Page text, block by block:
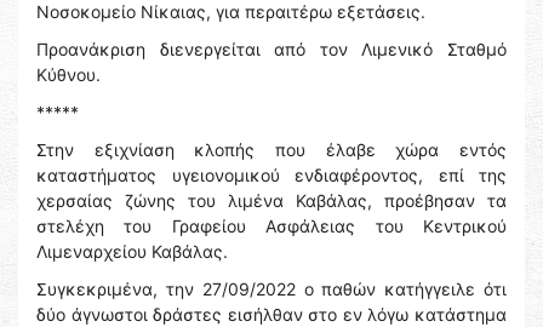
Νοσοκομείο Νίκαιας, για περαιτέρω εξετάσεις.
Προανάκριση διενεργείται από τον Λιμενικό Σταθμό
Κύθνου.
*****
Στην εξιχνίαση κλοπής που έλαβε χώρα εντός
καταστήματος υγειονομικού ενδιαφέροντος, επί της
χερσαίας ζώνης του λιμένα Καβάλας, προέβησαν τα
στελέχη του Γραφείου Ασφάλειας του Κεντρικού
Λιμεναρχείου Καβάλας.
Συγκεκριμένα, την 27/09/2022 ο παθών κατήγγειλε ότι
δύο άγνωστοι δράστες εισήλθαν στο εν λόγω κατάστημα